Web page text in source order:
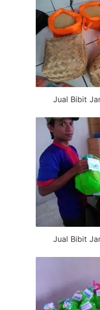
Jual Bibit
Jual Bibit